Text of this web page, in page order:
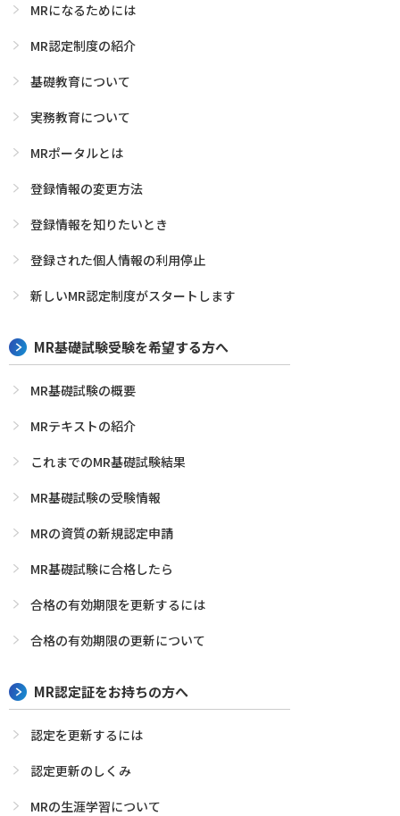
MRになるためには
MR認定制度の紹介
基礎教育について
実務教育について
MRポータルとは
登録情報の変更方法
登録情報を知りたいとき
登録された個人情報の利用停止
新しいMR認定制度がスタートします
MR基礎試験受験を希望する方へ
MR基礎試験の概要
MRテキストの紹介
これまでのMR基礎試験結果
MR基礎試験の受験情報
MRの資質の新規認定申請
MR基礎試験に合格したら
合格の有効期限を更新するには
合格の有効期限の更新について
MR認定証をお持ちの方へ
認定を更新するには
認定更新のしくみ
MRの生涯学習について